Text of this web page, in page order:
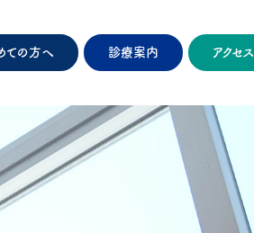
ての方へ 診療案内 アクセス